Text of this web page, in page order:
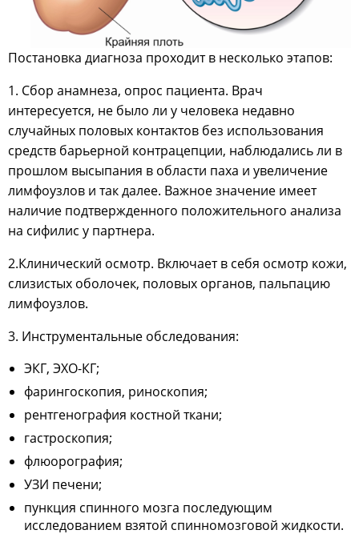
Постановка диагноза проходит в несколько этапов:
1. Сбор анамнеза, опрос пациента. Врач
интересуется, не было ли у человека недавно
случайных половых контактов без использования
средств барьерной контрацепции, наблюдались ли в
прошлом высыпания в области паха и увеличение
лимфоузлов и так далее. Важное значение имеет
наличие подтвержденного положительного анализа
на сифилис у партнера.
2.Клинический осмотр. Включает в себя осмотр кожи,
слизистых оболочек, половых органов, пальпацию
лимфоузлов.
3. Инструментальные обследования:
ЭКГ, ЭХО-КГ;
фарингоскопия, риноскопия;
рентгенография костной ткани;
гастроскопия;
флюорография;
УЗИ печени;
пункция спинного мозга последующим
исследованием взятой спинномозговой жидкости.